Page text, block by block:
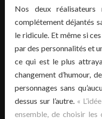
Nos deux réalisateurs
complétement déjantés
le ridicule. Et même si
par des personnalités et
ce qui est le plus
changement d’humour,
personnages sans
dessus sur l’autre. «
ensemble, de choisir les